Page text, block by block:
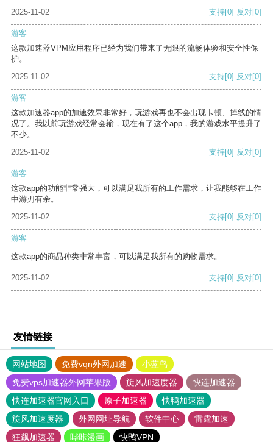
2025-11-02
支持[0] 反对[0]
游客
这款加速器VPM应用程序已经为我们带来了无限的流畅体验和安全性保
护。
2025-11-02
支持[0] 反对[0]
游客
这款加速器app的加速效果非常好，玩游戏再也不会出现卡顿、掉线的情
况了。我以前玩游戏经常会输，现在有了这个app，我的游戏水平提升了
不少。
2025-11-02
支持[0] 反对[0]
游客
这款app的功能非常强大，可以满足我所有的工作需求，让我能够在工作
中游刃有余。
2025-11-02
支持[0] 反对[0]
游客
这款app的商品种类非常丰富，可以满足我所有的购物需求。
2025-11-02 支持[0] 反对[0]
友情链接
网站地图 免费vqn外网加速
小蓝鸟
免费vps加速器外网苹果版
旋风加速度器
快连加速器
快连加速器官网入口
原子加速器
快鸭加速器
旋风加速度器
外网网址导航 软件中心
雷霆加速
狂飙加速器
哔咔漫画 快鸭VPN